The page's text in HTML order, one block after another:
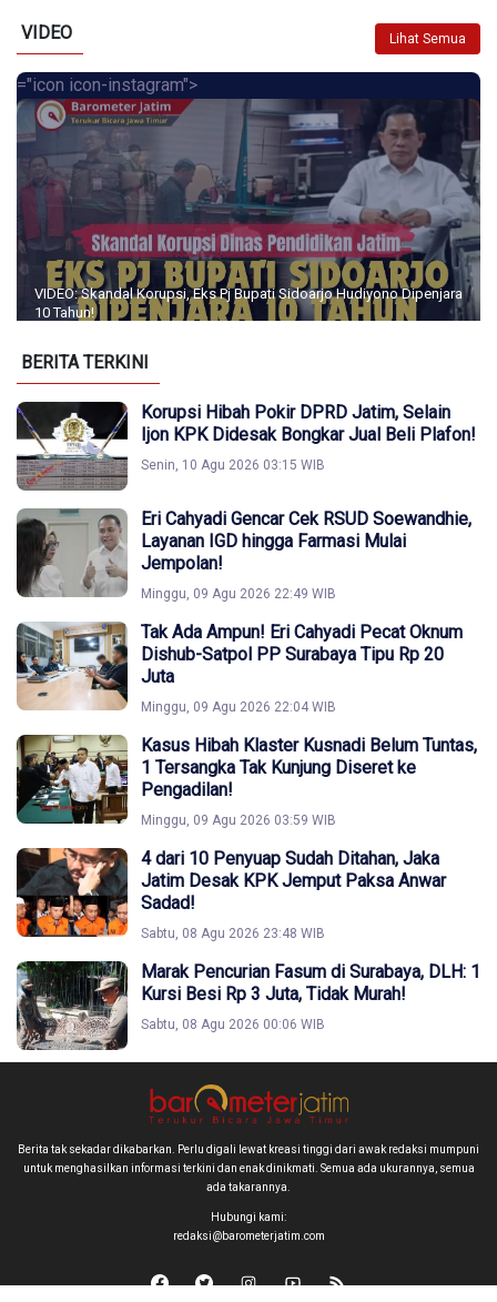
VIDEO Lihat Semua
="icon icon-instagram">
VIDEO: Skandal Korupsi, Eks Pj Bupati Sidoarjo Hudiyono Dipenjara
10 Tahun!
BERITA TERKINI
Korupsi Hibah Pokir DPRD Jatim, Selain
Ijon KPK Didesak Bongkar Jual Beli Plafon!
Senin, 10 Agu 2026 03:15 WIB
Eri Cahyadi Gencar Cek RSUD Soewandhie,
Layanan IGD hingga Farmasi Mulai
Jempolan!
Minggu, 09 Agu 2026 22:49 WIB
Tak Ada Ampun! Eri Cahyadi Pecat Oknum
Dishub-Satpol PP Surabaya Tipu Rp 20
Juta
Minggu, 09 Agu 2026 22:04 WIB
Kasus Hibah Klaster Kusnadi Belum Tuntas,
1 Tersangka Tak Kunjung Diseret ke
Pengadilan!
Minggu, 09 Agu 2026 03:59 WIB
4 dari 10 Penyuap Sudah Ditahan, Jaka
Jatim Desak KPK Jemput Paksa Anwar
Sadad!
Sabtu, 08 Agu 2026 23:48 WIB
Marak Pencurian Fasum di Surabaya, DLH: 1
Kursi Besi Rp 3 Juta, Tidak Murah!
Sabtu, 08 Agu 2026 00:06 WIB
Berita tak sekadar dikabarkan. Perlu digali lewat kreasi tinggi dari awak redaksi mumpuni
untuk menghasilkan informasi terkini dan enak dinikmati. Semua ada ukurannya, semua
ada takarannya.
Hubungi kami:
redaksi@barometerjatim.com